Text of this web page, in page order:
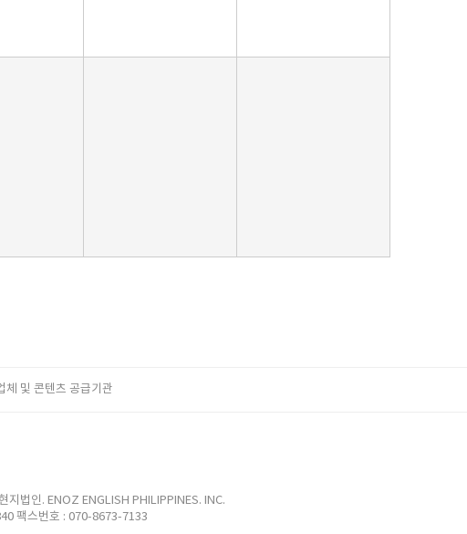
체 및 콘텐츠 공급기관
법인. ENOZ ENGLISH PHILIPPINES. INC.
팩스번호 : 070-8673-7133